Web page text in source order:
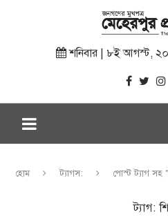
শনিবার | ৮ই আগস্ট,
হোম ট্যাগস: পোস্ট ট্যাগ সহ
ট্যাগ: